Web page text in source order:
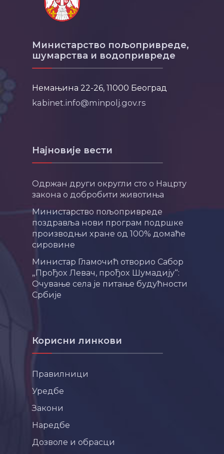
Министарство пољопривреде,
шумарства и водопривреде
Немањина 22-26, 11000 Београд
kabinet.info@minpolj.gov.rs
Најновије вести
Одржан други округли сто о Нацрту
закона о добробити животиња
Министарство пољопривреде
поздравља нови програм подршке
производњи хране од 100% домаће
сировине
Министар Гламочић отворио Сабор
„Прођох Левач, прођох Шумадију“:
Очување села је питање будућности
Србије
Корисни линкови
Правилници
Уредбе
Закони
Наредбе
Дозволе и обрасци